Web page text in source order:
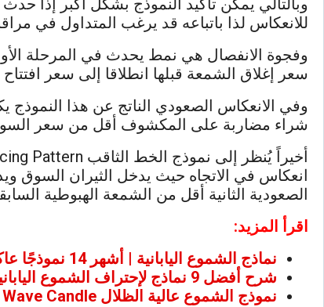
وبالتالي يمكن تأكيد النموذج بشكل أكبر إذا
للانعكاس لذا باتباعه قد يرغب المتداول في
وفجوة الانفصال هي نمط يحدث في المرحلة
سعر إغلاق الشمعة قبلها انطلاقا إلى سعر
وفي الانعكاس الصعودي الناتج عن هذا النموذج
شراء مضاربة على المكشوف أقل من سعر
الصعودية الثانية أقل من الشمعة الهبوطية السابقة يتبعهما
اقرأ المزيد:
نماذج الشموع اليابانية | أشهر 14 نموذجًا عاكسًا للاتجاه
شرح أفضل 9 نماذج لإحتراف الشموع اليابانية في التداول
نموذج الشموع عالية الظلال High Wave Candle